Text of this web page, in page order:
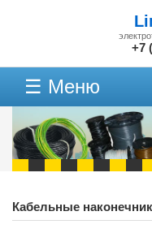
+7
☰ Меню
Кабельные